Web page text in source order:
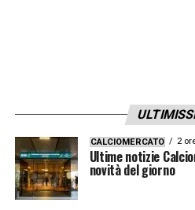
CALCIOMERCATO 2
Ultime notizie
novità del giorno